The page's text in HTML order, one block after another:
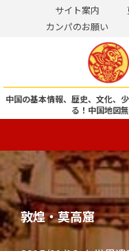
ン
ツ
ス
キ
ッ
プ
サイト案内
カンパのお願い
中国の基本情報、歴史、文化、
る！ 中国地図
敦煌・莫高窟